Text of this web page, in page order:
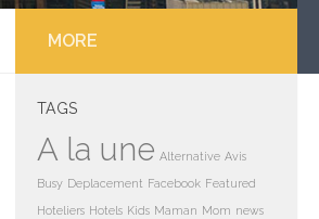
MORE
TAGS
A la une Alternative Avis
Busy Deplacement Facebook Featured
Hoteliers Hotels Kids Maman Mom news